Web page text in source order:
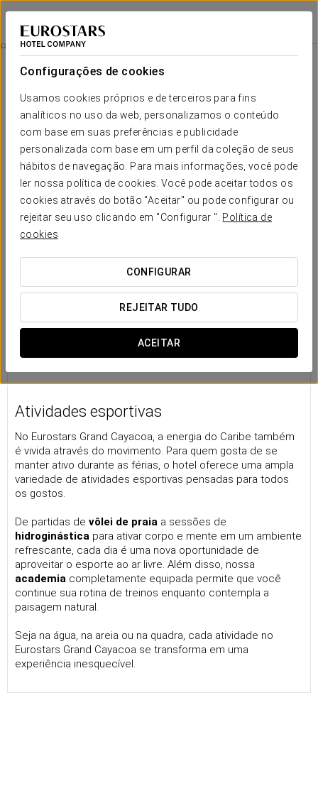
Configurações de cookies
Usamos cookies próprios e de terceiros para fins
analíticos no uso da web, personalizamos o conteúdo
com base em suas preferências e publicidade
personalizada com base em um perfil da coleção de seus
hábitos de navegação. Para mais informações, você pode
ler nossa política de cookies. Você pode aceitar todos os
cookies através do botão "Aceitar" ou pode configurar ou
rejeitar seu uso clicando em "Configurar ". Política de
cookies
CONFIGURAR
REJEITAR TUDO
ACEITAR
Eurostars Grand Cayacoa
SAMANÁ
Atividades Esportivas
Luxo e natureza se fundem em um paraíso para esportes e
aventura: beach volley e pool aerobics, tudo imerso na
natureza exuberante e na autêntica essência caribenha. Um
destino ideal para quem busca entretenimento e diversão sem
Atividades esportivas
No Eurostars Grand Cayacoa, a energia do Caribe também
é vivida através do movimento. Para quem gosta de se
manter ativo durante as férias, o hotel oferece uma ampla
variedade de atividades esportivas pensadas para todos
os gostos.
De partidas de vôlei de praia a sessões de
hidroginástica para ativar corpo e mente em um ambiente
refrescante, cada dia é uma nova oportunidade de
aproveitar o esporte ao ar livre. Além disso, nossa
academia completamente equipada permite que você
continue sua rotina de treinos enquanto contempla a
paisagem natural.
Seja na água, na areia ou na quadra, cada atividade no
Eurostars Grand Cayacoa se transforma em uma
experiência inesquecível.